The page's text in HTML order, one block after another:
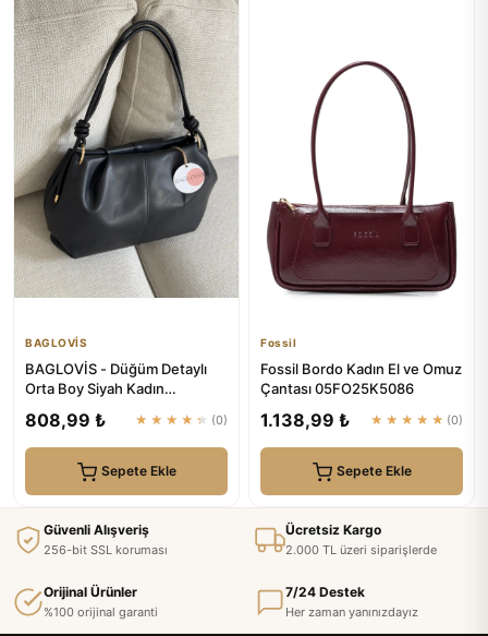
BAGLOVİS
BAGLOVİS - Düğüm Detaylı
Orta Boy Siyah Kadın
Çantas...
808,99 ₺ ★★★★★ (0)
Sepete Ekle
Fossil
Fossil Bordo Kadın El ve Omuz
Çantası 05FO25K5086
1.138,99 ₺ ★★★★★ (0)
Sepete Ekle
Güvenli Alışveriş
256-bit SSL koruması
Ücretsiz Kargo
2.000 TL üzeri siparişlerde
Orijinal Ürünler
%100 orijinal garanti
7/24 Destek
Her zaman yanınızdayız